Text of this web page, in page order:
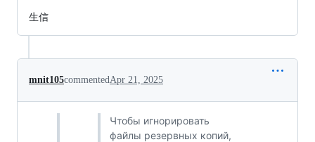
生信
mnit105commentedApr 21, 2025
Чтобы игнорировать
файлы резервных копий,